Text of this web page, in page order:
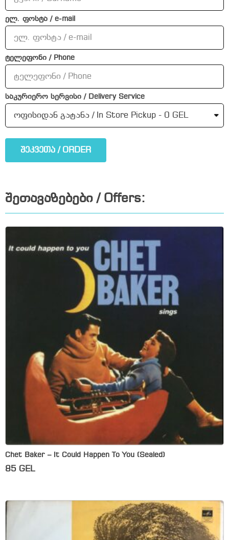
ელ. ფოსტა / e-mail
ტელეფონი / Phone
საკურიერო სერვისი / Delivery Service
შეკვეთა / ORDER
შეთავაზებები / Offers:
Chet Baker – It Could Happen To You (Sealed)
85 GEL